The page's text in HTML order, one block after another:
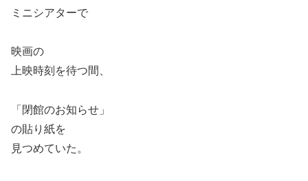
ミニシアターで
映画の
上映時刻を待つ間、
「閉館のお知らせ」
の貼り紙を
見つめていた。